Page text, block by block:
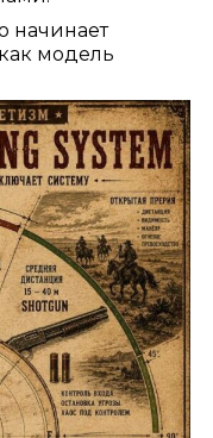
начинает
модель